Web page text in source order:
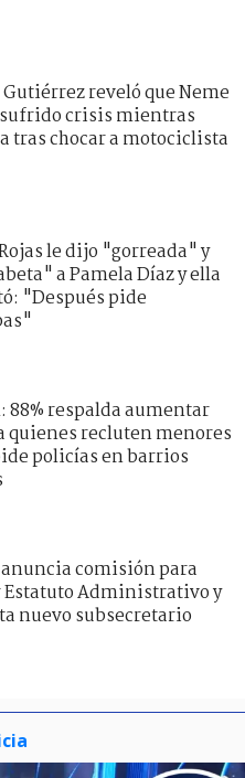
reveló que Neme
crisis mientras
tras chocar a motociclista
le dijo "gorreada" y
a Pamela Díaz y ella
"Después pide
88% respalda aumentar
quienes recluten menores
policías en barrios
comisión para
Administrativo y
nuevo subsecretario